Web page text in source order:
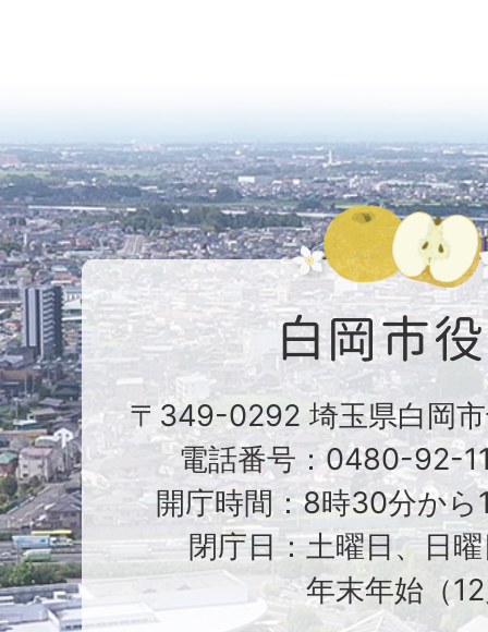
〒349-0292 埼玉県白岡
電話番号：0480-92-
開庁時間：8時30分から
閉庁日：土曜日、日
年末年始（